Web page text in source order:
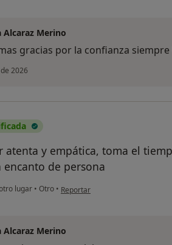
Alcaraz Merino
gracias por la confianza
2026
atenta y empática, toma el
encanto de persona
lugar • Otro • en opinión del usuario M
Reportar
Alcaraz Merino